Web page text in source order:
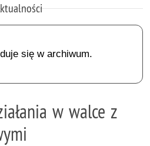
się w archiwum.
w walce z